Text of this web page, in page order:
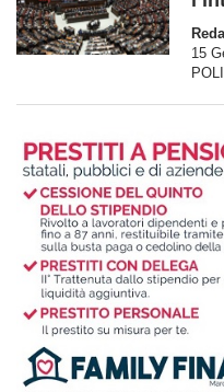
15